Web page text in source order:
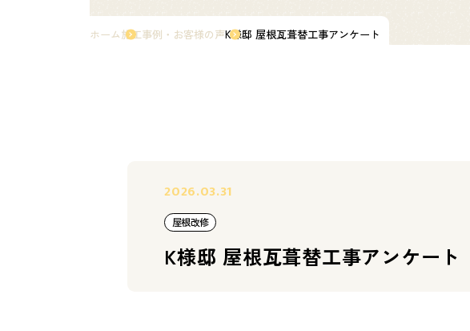
ホーム施工事例・お客様の声K様邸 屋根瓦葺替工事アンケート
2026.03.31
屋根改修
K様邸 屋根瓦葺替工事アンケート